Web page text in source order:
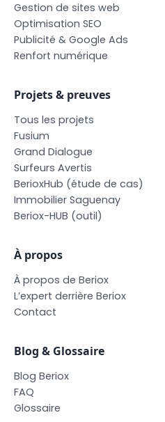
Gestion de sites web
Optimisation SEO
Publicité & Google Ads
Renfort numérique
Projets & preuves
Tous les projets
Fusium
Grand Dialogue
Surfeurs Avertis
BerioxHub (étude de cas)
Immobilier Saguenay
Beriox-HUB (outil)
À propos
À propos de Beriox
L’expert derrière Beriox
Contact
Blog & Glossaire
Blog Beriox
FAQ
Glossaire